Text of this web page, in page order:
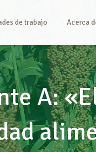
de trabajo Acerca
A: